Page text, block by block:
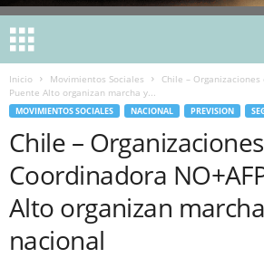
Inicio Movimientos Sociales
Chile –
Puente Alto organizan marcha y...
MOVIMIENTOS SOCIALES NACIONAL PREVISION
Chile –
Coordinadora
Alto organizan
nacional